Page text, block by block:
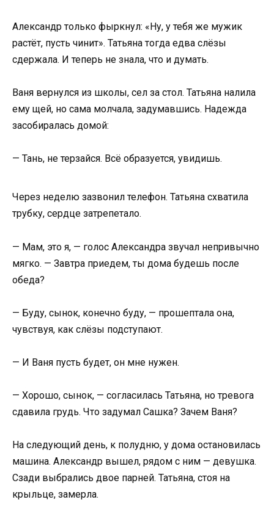
Александр только фыркнул: «Ну, у тебя же мужик
растёт, пусть чинит». Татьяна тогда едва слёзы
сдержала. И теперь не знала, что и думать.
Ваня вернулся из школы, сел за стол. Татьяна налила
ему щей, но сама молчала, задумавшись. Надежда
засобиралась домой:
— Тань, не терзайся. Всё образуется, увидишь.
Через неделю зазвонил телефон. Татьяна схватила
трубку, сердце затрепетало.
— Мам, это я, — голос Александра звучал непривычно
мягко. — Завтра приедем, ты дома будешь после
обеда?
— Буду, сынок, конечно буду, — прошептала она,
чувствуя, как слёзы подступают.
— И Ваня пусть будет, он мне нужен.
— Хорошо, сынок, — согласилась Татьяна, но тревога
сдавила грудь. Что задумал Сашка? Зачем Ваня?
На следующий день, к полудню, у дома остановилась
машина. Александр вышел, рядом с ним — девушка.
Сзади выбрались двое парней. Татьяна, стоя на
крыльце, замерла.